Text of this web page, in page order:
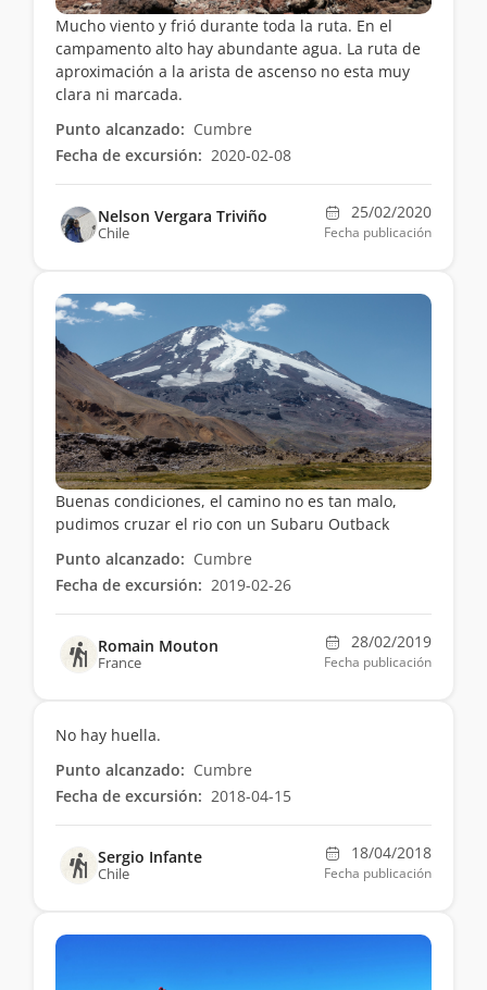
Mucho viento y frió durante toda la ruta. En el
campamento alto hay abundante agua. La ruta de
aproximación a la arista de ascenso no esta muy
clara ni marcada.
Punto alcanzado: Cumbre
Fecha de excursión: 2020-02-08
Nelson Vergara Triviño
Chile
25/02/2020
Fecha publicación
Buenas condiciones, el camino no es tan malo,
pudimos cruzar el rio con un Subaru Outback
Punto alcanzado: Cumbre
Fecha de excursión: 2019-02-26
Romain Mouton
France
28/02/2019
Fecha publicación
No hay huella.
Punto alcanzado: Cumbre
Fecha de excursión: 2018-04-15
Sergio Infante
Chile
18/04/2018
Fecha publicación